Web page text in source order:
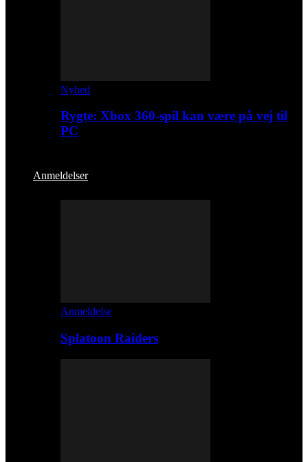
Nyhed
Rygte: Xbox 360-spil kan være på vej til
PC
Anmeldelser
Anmeldelse
Splatoon Raiders